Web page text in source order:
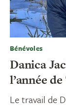
Bénévoles
Danica
l’année
Le travail de